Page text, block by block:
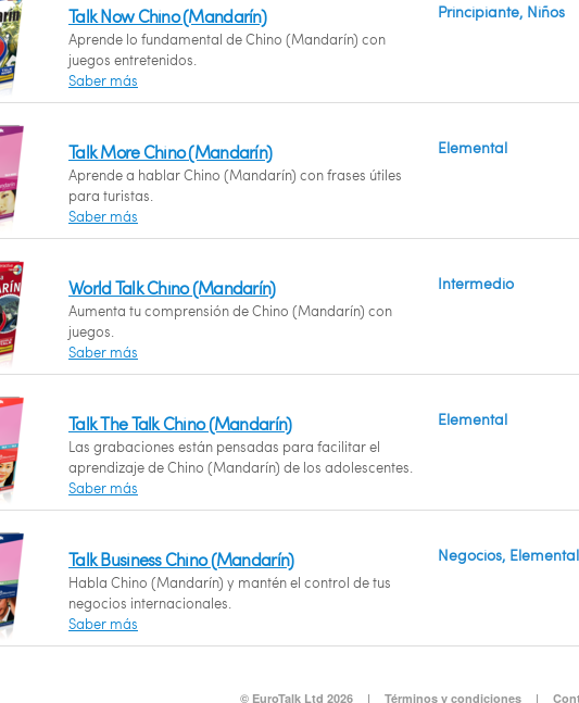
Talk Now Chino (Mandarín)
Aprende lo fundamental de Chino (Mandarín) con
juegos entretenidos.
Saber más
Principiante, Niños
Talk More Chino (Mandarín)
Aprende a hablar Chino (Mandarín) con frases útiles
para turistas.
Saber más
Elemental
World Talk Chino (Mandarín)
Aumenta tu comprensión de Chino (Mandarín) con
juegos.
Saber más
Intermedio
Talk The Talk Chino (Mandarín)
Las grabaciones están pensadas para facilitar el
aprendizaje de Chino (Mandarín) de los adolescentes.
Saber más
Elemental
Talk Business Chino (Mandarín)
Habla Chino (Mandarín) y mantén el control de tus
negocios internacionales.
Saber más
Negocios,
© EuroTalk Ltd 2026 | Términos y condiciones |